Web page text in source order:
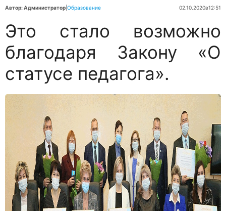
Автор: Администратор Образование 02.10.2020в12:51
Это стало возможно
благодаря Закону «О
статусе педагога».